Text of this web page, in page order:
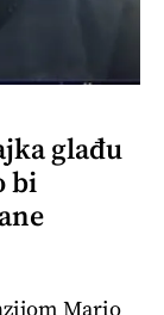
glađu
bi
Mario